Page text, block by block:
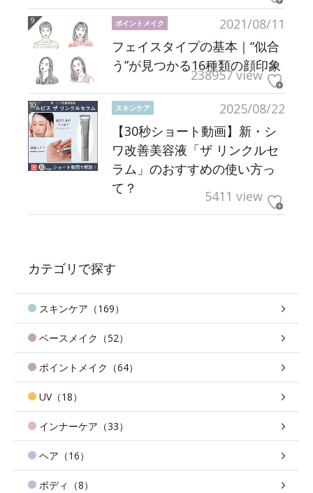
2021/08/11
ポイントメイク
フェイスタイプの基本｜“似合
う”が見つかる16種類の顔印象
238957 view
2025/08/22
スキンケア
【30秒ショート動画】新・シ
ワ改善美容液「ザ リンクルセ
ラム」のおすすめの使い方っ
て？
5411 view
カテゴリで探す
スキンケア（169）
ベースメイク（52）
ポイントメイク（64）
UV（18）
インナーケア（33）
ヘア（16）
ボディ（8）